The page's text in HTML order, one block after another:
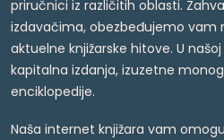
priručnici iz različitih oblasti.
izdavačima, obezbeđujemo vam
aktuelne knjižarske hitove. U
kapitalna izdanja, izuzetne
enciklopedije.
Naša internet knjižara vam